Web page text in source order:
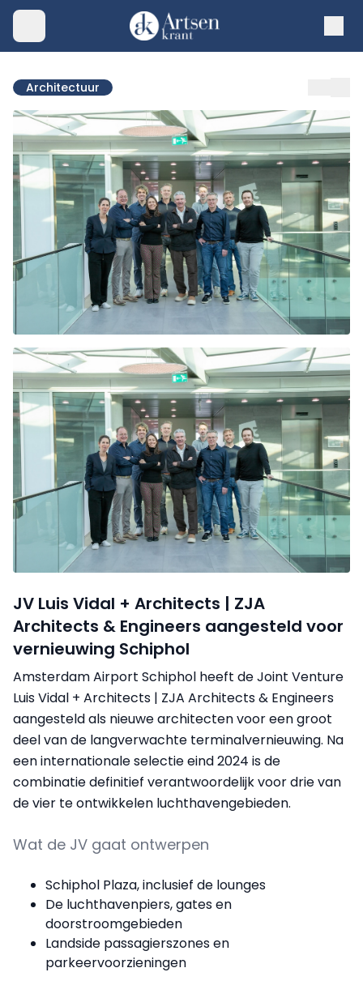
Architectuur
JV Luis Vidal + Architects | ZJA
Architects & Engineers aangesteld voor
vernieuwing Schiphol
Amsterdam Airport Schiphol heeft de Joint Venture
Luis Vidal + Architects | ZJA Architects & Engineers
aangesteld als nieuwe architecten voor een groot
deel van de langverwachte terminalvernieuwing. Na
een internationale selectie eind 2024 is de
combinatie definitief verantwoordelijk voor drie van
de vier te ontwikkelen luchthavengebieden.
Wat de JV gaat ontwerpen
Schiphol Plaza, inclusief de lounges
De luchthavenpiers, gates en
doorstroomgebieden
Landside passagierszones en
parkeervoorzieningen